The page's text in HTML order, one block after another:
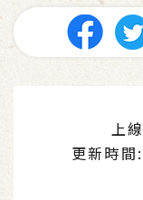
上
更新時